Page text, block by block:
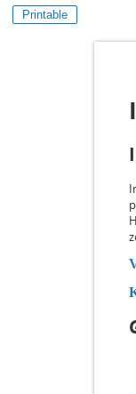
Printable